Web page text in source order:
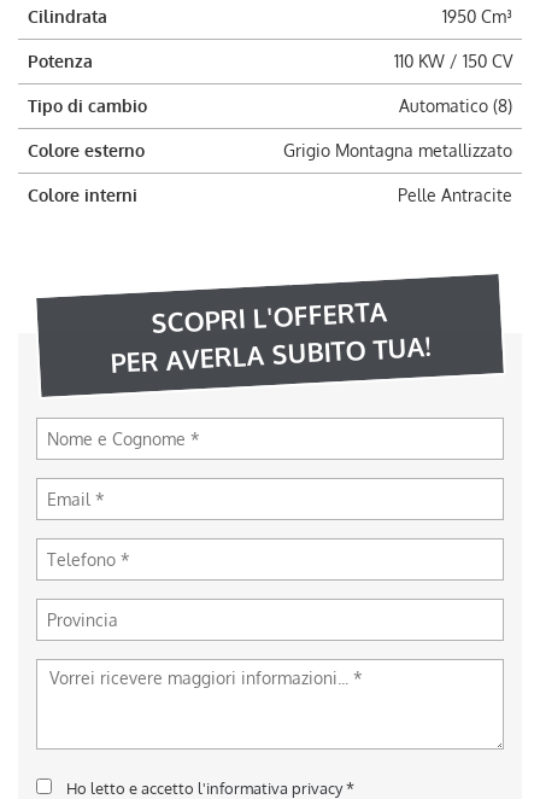
Cilindrata 1950 Cm³
Potenza 110 KW / 150 CV
Tipo di cambio Automatico (8)
Colore esterno Grigio Montagna metallizzato
Colore interni Pelle Antracite
SCOPRI L'OFFERTA
PER AVERLA SUBITO TUA!
Ho letto e accetto l'informativa privacy*